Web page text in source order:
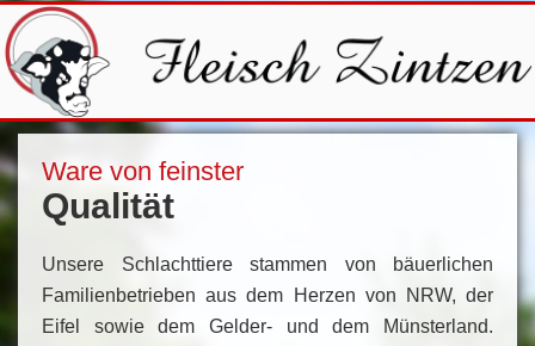
Ware von feinster
Qualität
Unsere Schlachttiere stammen von bäuerlichen
Familienbetrieben aus dem Herzen von NRW, der
Eifel sowie dem Gelder- und dem Münsterland.